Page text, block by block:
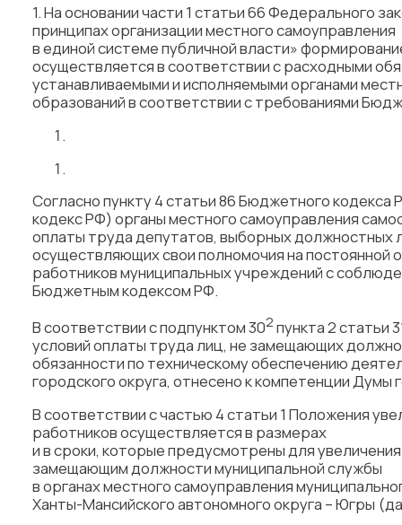
1. На основании части 1 статьи 66 Федерального
принципах организации местного самоуправления
в единой системе публичной власти»
осуществляется в соответствии с расходными
устанавливаемыми и исполняемыми органами
образований в соответствии с требованиями
Согласно пункту 4 статьи 86 Бюджетного
кодекс РФ) органы местного самоуправления
оплаты труда депутатов, выборных должностных
осуществляющих свои полномочия на постоянной
работников муниципальных учреждений с
Бюджетным кодексом РФ.
В соответствии с подпунктом 302 пункта 2 статьи
условий оплаты труда лиц, не замещающих
обязанности по техническому обеспечению
городского округа, отнесено к компетенции Думы
В соответствии с частью 4 статьи 1 Положения
работников осуществляется в размерах
и в сроки, которые предусмотрены для
замещающим должности муниципальной службы
в органах местного самоуправления
Ханты-Мансийского автономного округа – Югры